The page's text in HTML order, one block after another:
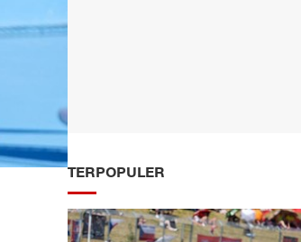
TERPOPULER